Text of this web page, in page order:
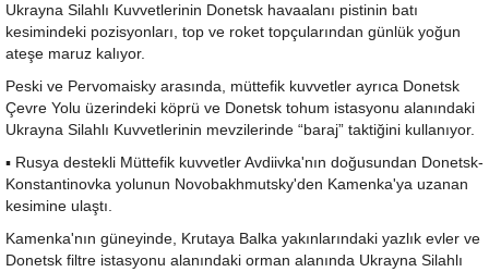
Ukrayna Silahlı Kuvvetlerinin Donetsk havaalanı pistinin batı
kesimindeki pozisyonları, top ve roket topçularından günlük yoğun
ateşe maruz kalıyor.
Peski ve Pervomaisky arasında, müttefik kuvvetler ayrıca Donetsk
Çevre Yolu üzerindeki köprü ve Donetsk tohum istasyonu alanındaki
Ukrayna Silahlı Kuvvetlerinin mevzilerinde “baraj” taktiğini kullanıyor.
▪️ Rusya destekli Müttefik kuvvetler Avdiivka'nın doğusundan Donetsk-
Konstantinovka yolunun Novobakhmutsky'den Kamenka'ya uzanan
kesimine ulaştı.
Kamenka'nın güneyinde, Krutaya Balka yakınlarındaki yazlık evler ve
Donetsk filtre istasyonu alanındaki orman alanında Ukrayna Silahlı